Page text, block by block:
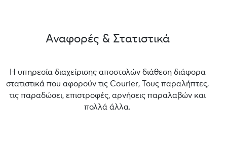
Αναφορές & Στατιστικά
Η υπηρεσία διαχείρισης αποστολών διάθεση διάφορα
στατιστικά που αφορούν τις Courier, Τους παραλήπτες,
τις παραδώσει, επιστροφές, αρνήσεις παραλαβών και
πολλά άλλα.